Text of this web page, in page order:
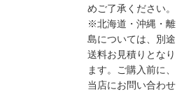
めご了承ください。
※北海道・沖縄・離
島については、別途
送料お見積りとなり
ます。ご購入前に、
当店にお問い合わせ